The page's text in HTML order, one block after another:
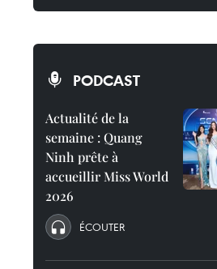
PODCAST
Actualité de la
semaine : Quang
Ninh prête à
accueillir Miss World
2026
ÉCOUTER